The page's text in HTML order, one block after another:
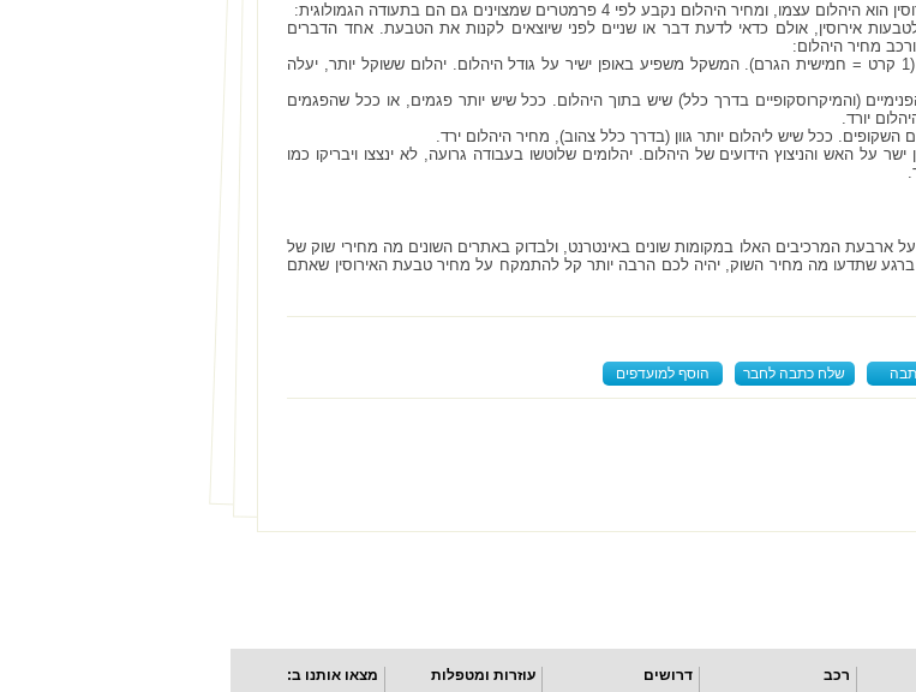
ומחיר היהלום נקבע לפי 4 פרמטרים שמצוינים גם הם בתעודה הגמולוגית:
אירוסין, אולם כדאי לדעת דבר או שניים לפני שיוצאים לקנות את הטבעת. אחד הדברים
מחיר היהלום:
משקל היהלום - נמדד בקרטים (1 קרט = חמישית הגרם). המשקל משפיע באופן ישיר על גודל היהלום. יהלום ששוקל יותר, יעלה
(והמיקרוסקופיים בדרך כלל) שיש בתוך היהלום. ככל שיש יותר פגמים, או ככל שהפגמים
יורד.
השקופים. ככל שיש ליהלום יותר גוון (בדרך כלל צהוב), מחיר היהלום ירד.
על האש והניצוץ הידועים של היהלום. יהלומים שלוטשו בעבודה גרועה, לא ינצצו ויבריקו כמו
ארבעת המרכיבים האלו במקומות שונים באינטרנט, ולבדוק באתרים השונים מה מחירי שוק של
ברגע שתדעו מה מחיר השוק, יהיה לכם הרבה יותר קל להתמקח על מחיר טבעת האירוסין שאתם
שלח כתבה לחבר הוסף למועדפים
רכב דרושים עוזרות ומטפלות מצאו אותנו ב: